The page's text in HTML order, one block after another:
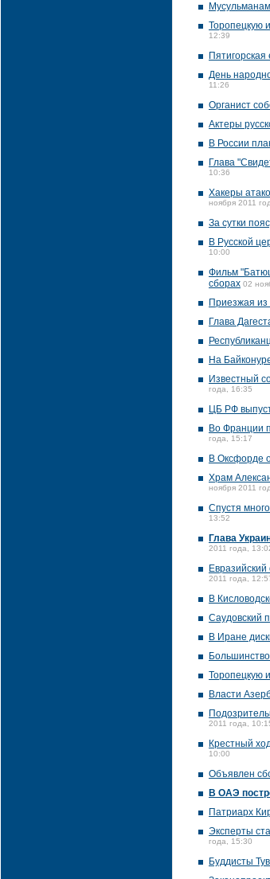
Торопецкую
12:39
День
11:26
Органист
Актеры
В России
Глава
10:36
Хакеры
ноября 2011
За сутки
В Русской
10:00
Фильм
сборах 02
Приезжая из
Глава
На
Известный
года, 16:35
ЦБ РФ
Во Франции
года, 15:17
В Оксфорде
Храм
ноября 2011
Спустя
13:52
Глава
2011 года,
2011 года,
В
Саудовский
В Иране
Торопецкую
Власти
2011 года,
Крестный
10:00
Объявлен
В ОАЭ
Патриарх
Эксперты
года, 15:30
Буддисты